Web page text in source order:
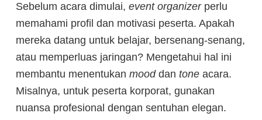
Sebelum acara dimulai, event organizerperlu
memahami profil dan motivasi peserta. Apakah
mereka datang untuk belajar, bersenang-senang,
atau memperluas jaringan? Mengetahui hal ini
membantu menentukan mooddan tone acara.
Misalnya, untuk peserta korporat, gunakan
nuansa profesional dengan sentuhan elegan.